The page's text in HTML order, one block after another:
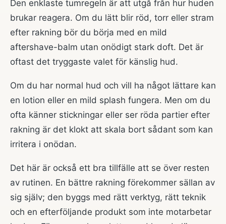
Den enklaste tumregeln är att utgå från hur huden
brukar reagera. Om du lätt blir röd, torr eller stram
efter rakning bör du börja med en mild
aftershave-balm utan onödigt stark doft. Det är
oftast det tryggaste valet för känslig hud.
Om du har normal hud och vill ha något lättare kan
en lotion eller en mild splash fungera. Men om du
ofta känner stickningar eller ser röda partier efter
rakning är det klokt att skala bort sådant som kan
irritera i onödan.
Det här är också ett bra tillfälle att se över resten
av rutinen. En bättre rakning förekommer sällan av
sig själv; den byggs med rätt verktyg, rätt teknik
och en efterföljande produkt som inte motarbetar